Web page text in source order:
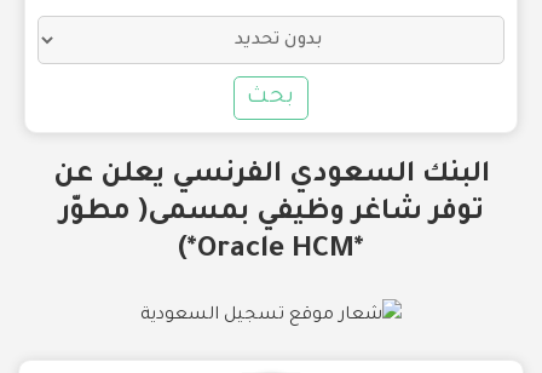
بحث
البنك السعودي الفرنسي يعلن عن
توفر شاغر وظيفي بمسمى( مطوّر
*Oracle HCM*)